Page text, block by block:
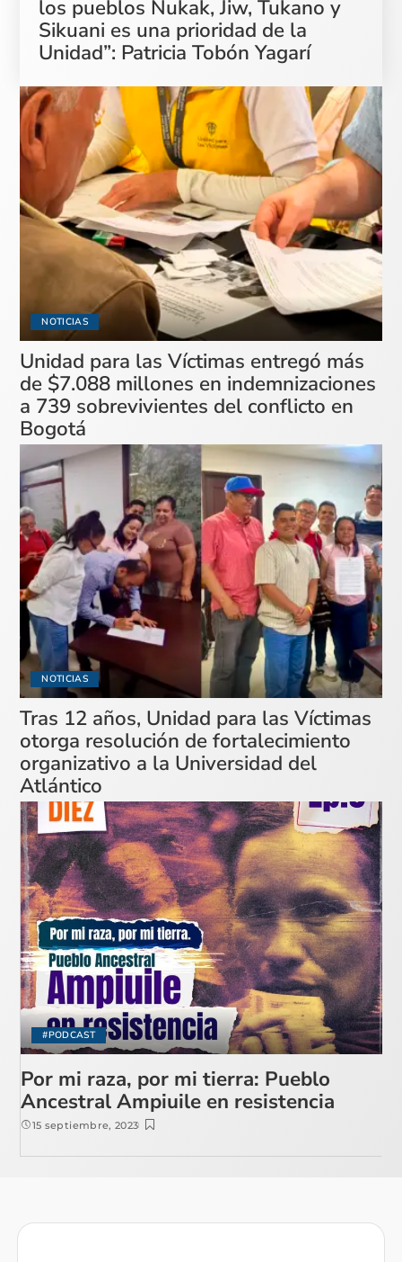
los pueblos Nukak, Jiw, Tukano y
Sikuani es una prioridad de la
Unidad”: Patricia Tobón Yagarí
NOTICIAS
Unidad para las Víctimas entregó más
de $7.088 millones en indemnizaciones
a 739 sobrevivientes del conflicto en
Bogotá
NOTICIAS
Tras 12 años, Unidad para las Víctimas
otorga resolución de fortalecimiento
organizativo a la Universidad del
Atlántico
#PODCAST
Por mi raza, por mi tierra: Pueblo
Ancestral Ampiuile en resistencia
15 septiembre, 2023